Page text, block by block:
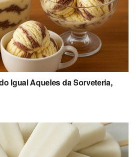
Igual Aqueles da Sorveteria,